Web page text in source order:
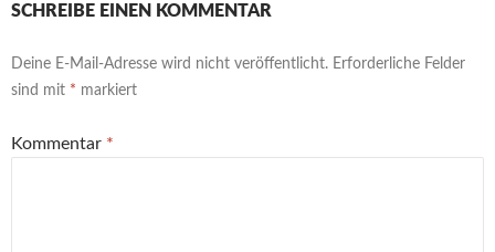
SCHREIBE EINEN KOMMENTAR
Deine E-Mail-Adresse wird nicht veröffentlicht. Erforderliche Felder
sind mit * markiert
Kommentar *